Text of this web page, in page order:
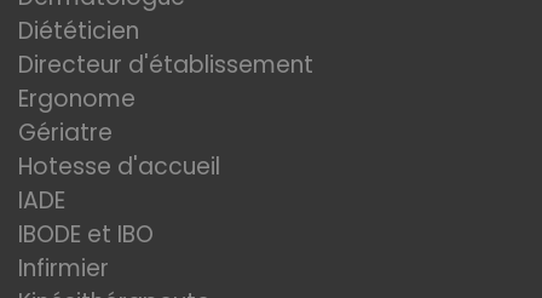
Diététicien
Directeur d'établissement
Ergonome
Gériatre
Hotesse d'accueil
IADE
IBODE et IBO
Infirmier